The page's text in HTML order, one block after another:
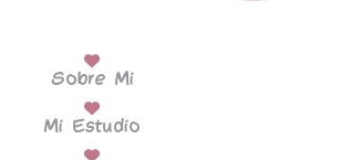
Sobre Mi
Mi Estudio